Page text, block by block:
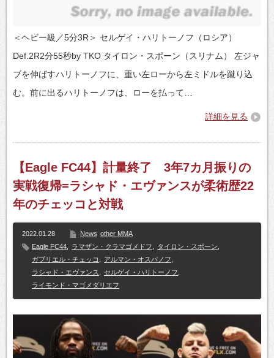
＜ヘビー級／5分3R＞ セルゲイ・ハリトーノフ（ロシア）
Def.2R2分55秒by TKO タイロン・スポーン（スリナム） 左ジャ
ブを伸ばすハリトーノフに、重い左ローから左ミドルを蹴り込
む。前に出るハリトーノフは、ローを払って…
詳細を見る
【Eagle FC44】計量終了 3年7カ月振りの
実戦復帰=ラシャド・エヴァンスが柔術歴22
年のチェッコと対戦
2022.01.28 News other MMA
Eagle FC44
ラマザン・クラマゴメドフ タイロン・スポーン
ガブリエル・チェッコ
アルマン・オスパノフ
ラシャド・エヴァンス
セルゲイ・ハリトーノフ
ライモンド・マゴメダリエフ